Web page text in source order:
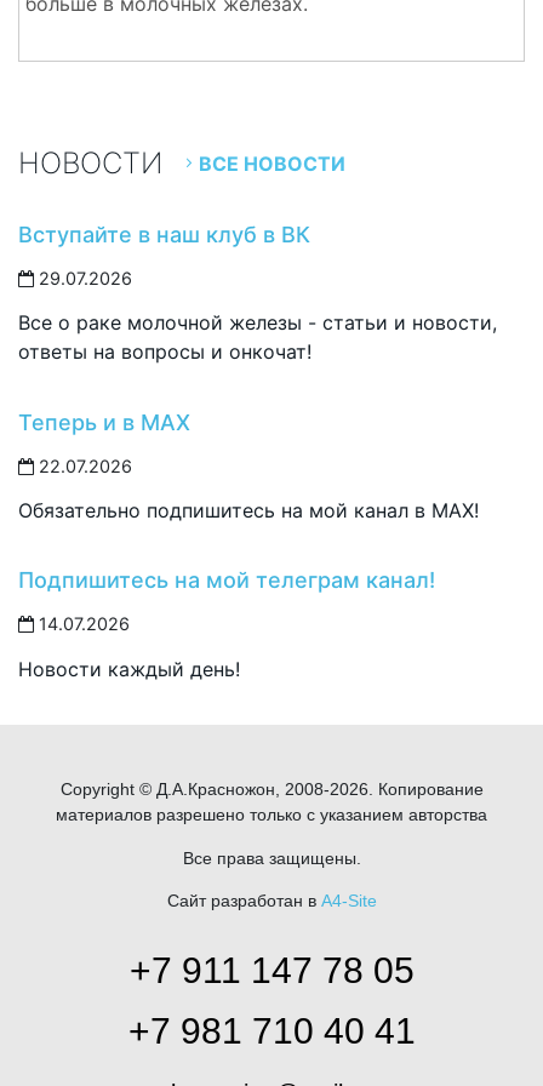
НОВОСТИ ВСЕ НОВОСТИ
Вступайте в наш клуб в ВК
29.07.2026
Все о раке молочной железы - статьи и новости,
ответы на вопросы и онкочат!
Теперь и в MAX
22.07.2026
Обязательно подпишитесь на мой канал в MAX!
Подпишитесь на мой телеграм канал!
14.07.2026
Новости каждый день!
Copyright © Д.А.Красножон, 2008-2026. Копирование
материалов разрешено только с указанием авторства
Все права защищены.
Сайт разработан в A4-Site
+7 911 147 78 05
+7 981 710 40 41